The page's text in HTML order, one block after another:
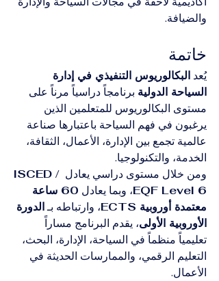
والضيافة.
خاتمة
يُعد البكالوريوس التنفيذي في إدارة
السياحة الدولية برنامجاً دراسياً مرناً على
مستوى البكالوريوس للمتعلمين الذين
يرغبون في فهم السياحة باعتبارها صناعة
عالمية تجمع بين الإدارة، الأعمال، الثقافة،
الخدمة، والتكنولوجيا.
ومن خلال مستوى دراسي يعادل ISCED /
EQF Level 6، وبما يعادل
60 ساعة
معتمدة أوروبية ECTS
، وارتباطه بـ الدورة
الأوروبية الأولى، يقدم البرنامج مساراً
تعليمياً منظماً في السياحة، الإدارة، البحث،
التعليم الرقمي، والممارسات الحديثة في
الأعمال.